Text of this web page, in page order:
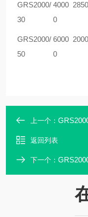
GRS2000/
30
4000
0
2850
GRS2000/
50
6000
0
2000
上一个：
返回列表
下一个：